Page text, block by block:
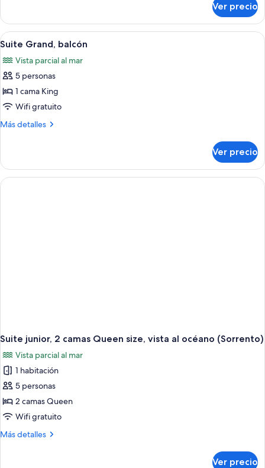
Grand
Ver precio
Abrir
todas
las
fotos
de
Suite
Grand,
Un comedor con una mesa grande y
1
Suite Grand, balcón
Vista parcial al mar
5 personas
1 cama King
Wifi gratuito
Más detalles
Más
Grand,
balcón
Ver precio
Suite junior, 2 camas Queen size, vista al océano (Sorrento)
Vista parcial al mar
1 habitación
5 personas
2 camas Queen
Wifi gratuito
Más detalles
Más
Ver precio